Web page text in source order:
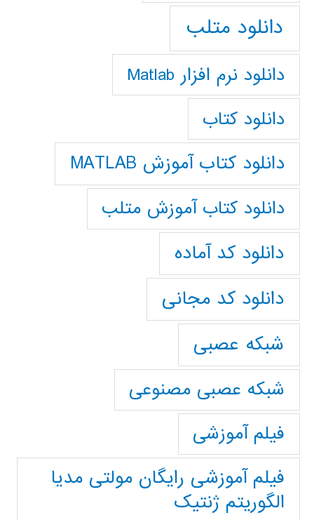
دانلود متلب
دانلود نرم افزار Matlab
دانلود کتاب
دانلود کتاب آموزش MATLAB
دانلود کتاب آموزش متلب
دانلود کد آماده
دانلود کد مجانی
شبکه عصبی
شبکه عصبی مصنوعی
فیلم آموزشی
فیلم آموزشی رایگان مولتی مدیا
الگوریتم ژنتیک